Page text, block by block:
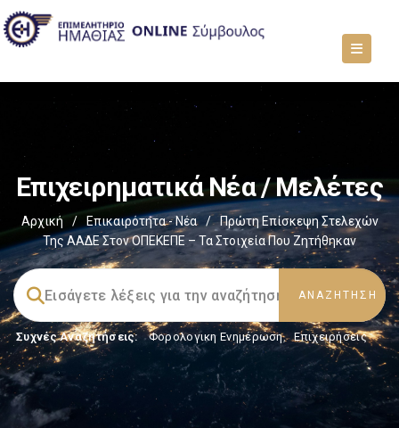
Επιχειρηματικά Νέα / Μελέτες
Αρχική / Επικαιρότητα - Νέα /
Πρώτη Επίσκεψη Στελεχών
Της ΑΑΔΕ Στον ΟΠΕΚΕΠΕ – Τα Στοιχεία Που Ζητήθηκαν
Συχνές Αναζητήσεις: Φορολογικη Ενημέρωση, Επιχειρήσεις